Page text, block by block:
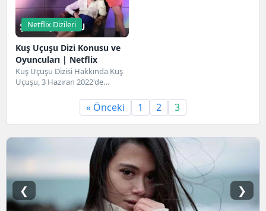
Netflix Dizileri
Kuş Uçuşu Dizi Konusu ve
Oyuncuları | Netflix
Kuş Uçuşu Dizisi Hakkında Kuş
Uçuşu, 3 Haziran 2022'de
« Önceki 1 2 3
❮ ❯